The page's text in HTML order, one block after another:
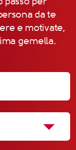
da te
e motivate,
gemella.